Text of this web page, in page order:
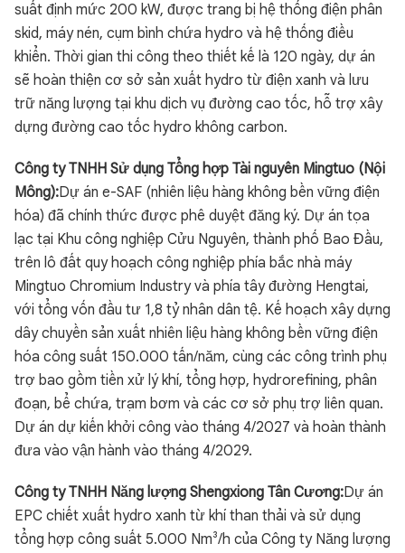
suất định mức 200 kW, được trang bị hệ thống điện phân
skid, máy nén, cụm bình chứa hydro và hệ thống điều
khiển. Thời gian thi công theo thiết kế là 120 ngày, dự án
sẽ hoàn thiện cơ sở sản xuất hydro từ điện xanh và lưu
trữ năng lượng tại khu dịch vụ đường cao tốc, hỗ trợ xây
dựng đường cao tốc hydro không carbon.
Công ty TNHH Sử dụng Tổng hợp Tài nguyên Mingtuo (Nội
Mông):Dự án e-SAF (nhiên liệu hàng không bền vững điện
hóa) đã chính thức được phê duyệt đăng ký. Dự án tọa
lạc tại Khu công nghiệp Cửu Nguyên, thành phố Bao Đầu,
trên lô đất quy hoạch công nghiệp phía bắc nhà máy
Mingtuo Chromium Industry và phía tây đường Hengtai,
với tổng vốn đầu tư 1,8 tỷ nhân dân tệ. Kế hoạch xây dựng
dây chuyền sản xuất nhiên liệu hàng không bền vững điện
hóa công suất 150.000 tấn/năm, cùng các công trình phụ
trợ bao gồm tiền xử lý khí, tổng hợp, hydrorefining, phân
đoạn, bể chứa, trạm bơm và các cơ sở phụ trợ liên quan.
Dự án dự kiến khởi công vào tháng 4/2027 và hoàn thành
đưa vào vận hành vào tháng 4/2029.
Công ty TNHH Năng lượng Shengxiong Tân Cương:Dự án
EPC chiết xuất hydro xanh từ khí than thải và sử dụng
tổng hợp công suất 5.000 Nm³/h của Công ty Năng lượng